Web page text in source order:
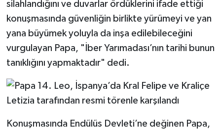
silahlandığını ve duvarlar ördüklerini ifade ettiği
konuşmasında güvenliğin birlikte yürümeyi ve yan
yana büyümek yoluyla da inşa edilebileceğini
vurgulayan Papa, "İber Yarımadası’nın tarihi bunun
tanıklığını yapmaktadır" dedi.
Konuşmasında Endülüs Devleti’ne değinen Papa,